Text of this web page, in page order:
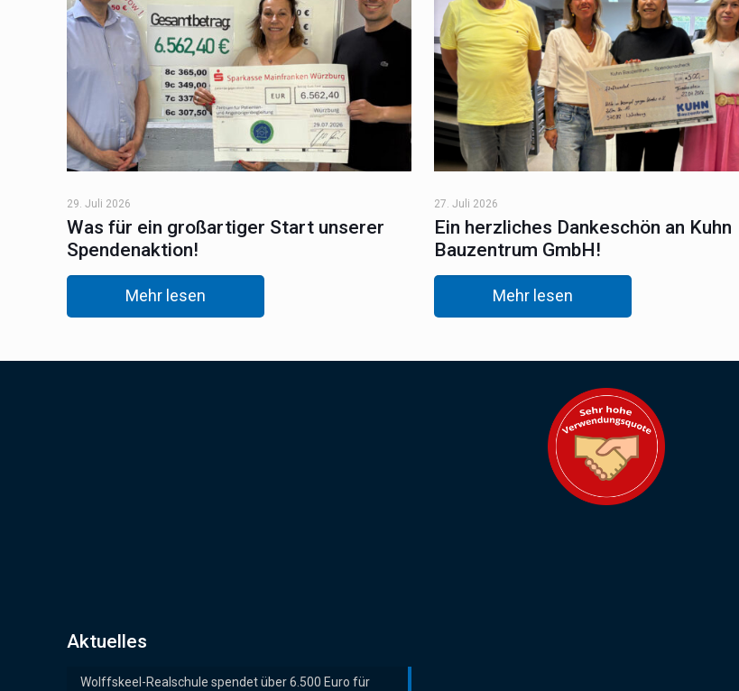
29. Juli 2026
Was für ein großartiger Start unserer
Spendenaktion!
Mehr lesen
27. Juli 2026
Ein herzliches Dankeschön an Kuhn
Bauzentrum GmbH!
Mehr lesen
Aktuelles
Wolffskeel-Realschule spendet über 6.500 Euro für